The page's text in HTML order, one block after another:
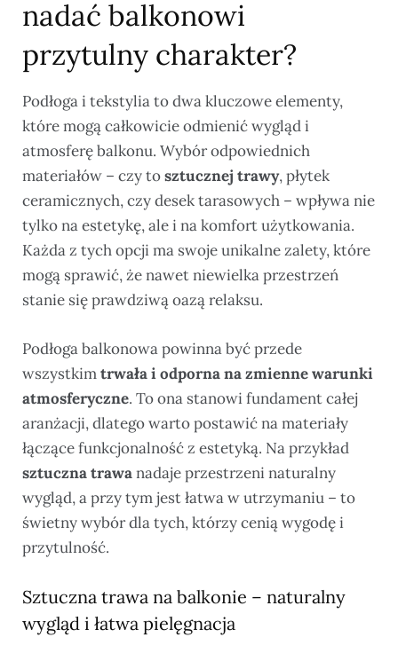
nadać balkonowi
przytulny charakter?
Podłoga i tekstylia to dwa kluczowe elementy,
które mogą całkowicie odmienić wygląd i
atmosferę balkonu. Wybór odpowiednich
materiałów – czy tosztucznej trawy, płytek
ceramicznych, czy desek tarasowych – wpływa nie
tylko na estetykę, ale i na komfort użytkowania.
Każda z tych opcji ma swoje unikalne zalety, które
mogą sprawić, że nawet niewielka przestrzeń
stanie się prawdziwą oazą relaksu.
Podłoga balkonowa powinna być przede
wszystkimtrwała i odporna na zmienne warunki
atmosferyczne. To ona stanowi fundament całej
aranżacji, dlatego warto postawić na materiały
łączące funkcjonalność z estetyką. Na przykład
sztuczna trawanadaje przestrzeni naturalny
wygląd, a przy tym jest łatwa w utrzymaniu – to
świetny wybór dla tych, którzy cenią wygodę i
przytulność.
Sztuczna trawa na balkonie – naturalny
wygląd i łatwa pielęgnacja